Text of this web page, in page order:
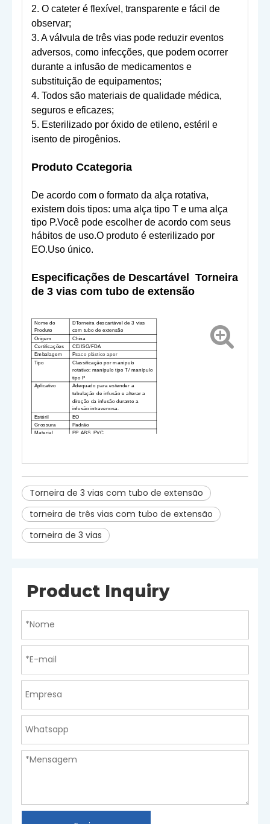
2. O cateter é flexível, transparente e fácil de
observar;
3. A válvula de três vias pode reduzir eventos
adversos, como infecções, que podem ocorrer
durante a infusão de medicamentos e
substituição de equipamentos;
4. Todos são materiais de qualidade médica,
seguros e eficazes;
5. Esterilizado por óxido de etileno, estéril e
isento de pirogênios.
Produto Ccategoria
De acordo com o formato da alça rotativa,
existem dois tipos: uma alça tipo T e uma alça
tipo P.Você pode escolher de acordo com seus
hábitos de uso.O produto é esterilizado por
EO.Uso único.
Especificações de Descartável Torneira
de 3 vias com tubo de extensão
Nome do
Produto
DTorneira descartável de 3 vias
com tubo de extensão
Origem
China
Certificações
CE/ISO/FDA
Embalagem
Psaco plástico aper
Tipo Classificação por manípulo
rotativo: manípulo tipo T/ manípulo
tipo P
Aplicativo
Adequado para estender a
tubulação de infusão e alterar a
direção da infusão durante a
infusão intravenosa.
Estéril EO
Grossura
Padrão
Material
PP, ABS, PVC
Torneira de 3 vias com tubo de extensão
torneira de três vias com tubo de extensão
torneira de 3 vias
Product Inquiry